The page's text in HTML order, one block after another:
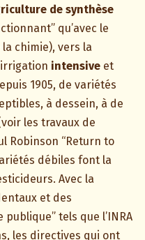
de synthèse
qu’avec le
chimie), vers la
intensiveet
1905, de variétés
à dessein, à de
les travaux de
Robinson “Return to
débiles font la
Avec la
et des
tels que l’INRA
les directives qui ont